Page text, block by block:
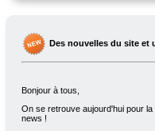
Des nouvelles du site
Bonjour à tous,
On se retrouve aujourd'hui pour
news !